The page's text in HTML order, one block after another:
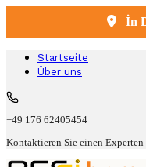
İn
Startseite
Über uns
+49 176 62405454
Kontaktieren Sie einen Experten